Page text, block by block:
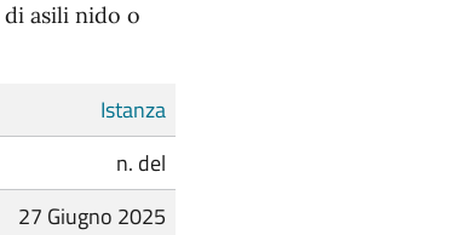
asili nido o
Istanza
n. del
27 Giugno 2025